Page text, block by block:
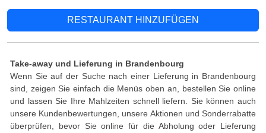
RESTAURANT HINZUFÜGEN
Take-away und Lieferung in Brandenbourg
Wenn Sie auf der Suche nach einer Lieferung in Brandenbourg
sind, zeigen Sie einfach die Menüs oben an, bestellen Sie online
und lassen Sie Ihre Mahlzeiten schnell liefern. Sie können auch
unsere Kundenbewertungen, unsere Aktionen und Sonderrabatte
überprüfen, bevor Sie online für die Abholung oder Lieferung